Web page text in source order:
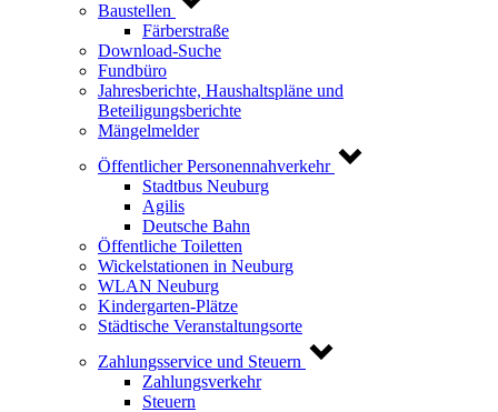
Baustellen
Färberstraße
Download-Suche
Fundbüro
Jahresberichte, Haushaltspläne und
Beteiligungsberichte
Mängelmelder
Öffentlicher Personennahverkehr
Stadtbus Neuburg
Agilis
Deutsche Bahn
Öffentliche Toiletten
Wickelstationen in Neuburg
WLAN Neuburg
Kindergarten-Plätze
Städtische Veranstaltungsorte
Zahlungsservice und Steuern
Zahlungsverkehr
Steuern